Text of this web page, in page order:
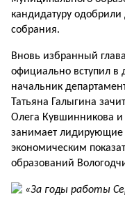
кандидатуру одобрили
собрания.
Вновь избранный
официально вступил в
начальник
Татьяна Галыгина
Олега Кувшинникова и
занимает
экономическим
образований
«За годы работы